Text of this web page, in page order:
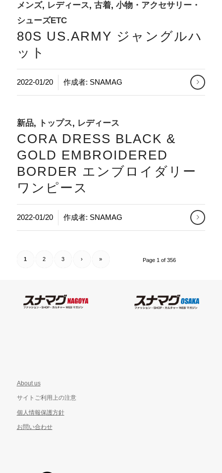
メンズ, レディース, 古着, 小物・アクセサリー・
シューズETC
80S US.ARMY ジャングルハ
ット
2022-01/20 作成者: SNAMAG
新品, トップス, レディース
CORA DRESS BLACK &
GOLD EMBROIDERED
BORDER エンブロイダリー
ワンピース
2022-01/20 作成者: SNAMAG
Page 1 of 356
1 2 3 › »
About us
サイトご利用上の注意
個人情報保護方針
お問い合わせ